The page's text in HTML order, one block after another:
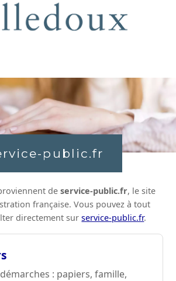
public.fr
deservice-public.fr, le site
française. Vous pouvez à tout
directement surservice-public.fr.
: papiers, famille,